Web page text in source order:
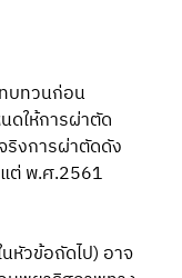
บทวนก่อน
ดให้การผ่าตัด
ริงการผ่าตัดดัง
ต่ พ.ศ.2561
หัวข้อถัดไป) อาจ